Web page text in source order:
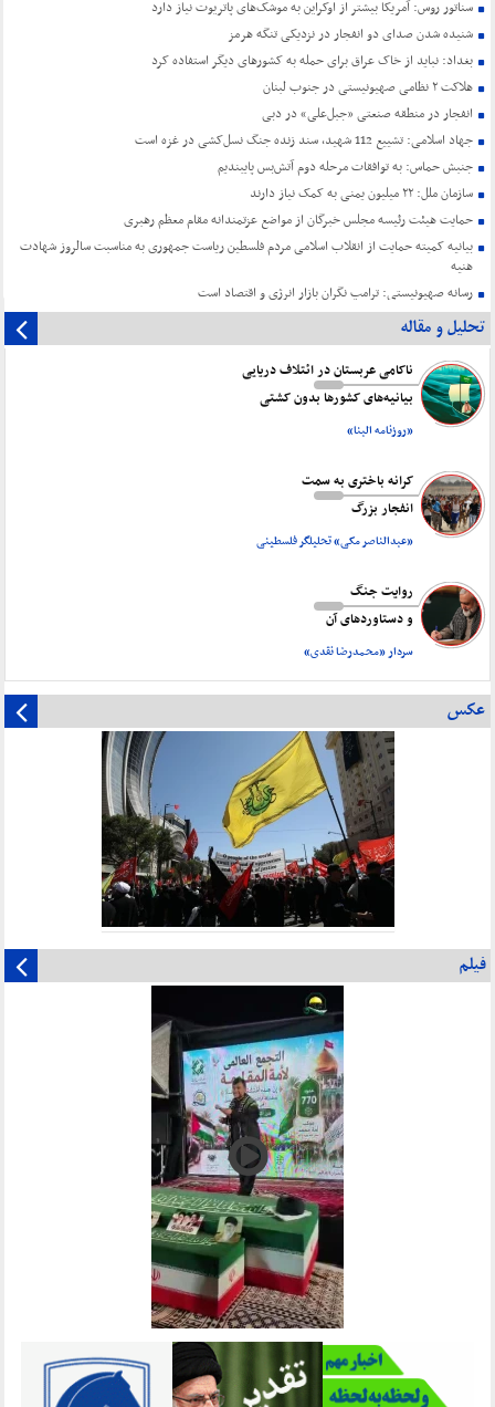
سناتور روس: آمریکا بیشتر از اوکراین به موشک‌های پاتریوت نیاز دارد
شنیده شدن صدای دو انفجار در نزدیکی تنگه هرمز
بغداد: نباید از خاک عراق برای حمله به کشورهای دیگر استفاده کرد
هلاکت ۲ نظامی صهیونیستی در جنوب لبنان
انفجار در منطقه صنعتی «جبل‌علی» در دبی
جهاد اسلامی: تشییع 112 شهید، سند زنده جنگ نسل‌کشی در غزه است
جنبش حماس: به توافقات مرحله دوم آتش‌بس پایبندیم
سازمان ملل: ۲۲ میلیون یمنی به کمک نیاز دارند
حمایت هیئت رئیسه مجلس خبرگان از مواضع عزتمندانه مقام معظم رهبری
بیانیه کمیته حمایت از انقلاب اسلامی مردم فلسطین ریاست جمهوری به مناسبت سالروز شهادت
هنیه
رسانه صهیونیستی: ترامپ نگران بازار انرژی و اقتصاد است
تحلیل و مقاله
ناکامی عربستان در ائتلاف دریایی
بیانیه‌های کشورها بدون کشتی
«روزنامه البنا»
کرانه باختری به سمت
انفجار بزرگ
«عبدالناصر مکی» تحلیلگر فلسطینی
روایت جنگ
و دستاورد‌های آن
سردار «محمدرضا نقدی»
عکس
فیلم